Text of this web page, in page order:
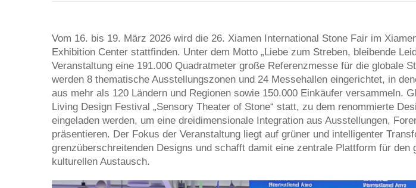
Vom 16. bis 19. März 2026 wird die 26. Xiamen International Stone Fair im
Exhibition Center stattfinden. Unter dem Motto „Liebe zum Streben, bleibende
Veranstaltung eine 191.000 Quadratmeter große Referenzmesse für die globale
werden 8 thematische Ausstellungszonen und 24 Messehallen eingerichtet, in
aus mehr als 120 Ländern und Regionen sowie 150.000 Einkäufer versammeln.
Living Design Festival „Sensory Theater of Stone“ statt, zu dem renommierte
eingeladen werden, um eine dreidimensionale Integration aus Ausstellungen,
präsentieren. Der Fokus der Veranstaltung liegt auf grüner und intelligenter
grenzüberschreitenden Designs und schafft damit eine zentrale Plattform für den
kulturellen Austausch.